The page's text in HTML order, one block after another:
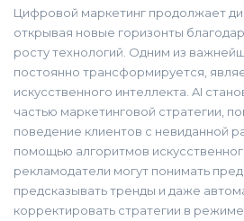
Цифровой маркетинг продолжает
открывая новые горизонты
росту технологий. Одним из
постоянно трансформируется,
искусственного интеллекта. AI
частью маркетинговой стратегии,
поведение клиентов с невиданной
помощью алгоритмов
рекламодатели могут понимать
предсказывать тренды и даже
корректировать стратегии в